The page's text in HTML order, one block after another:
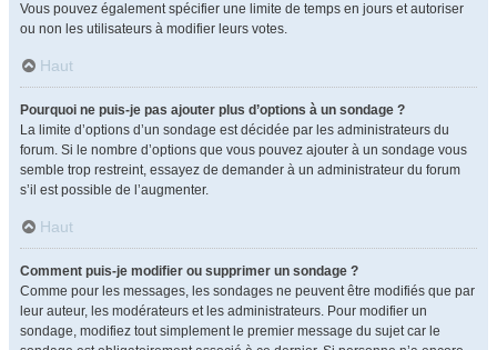
Vous pouvez également spécifier une limite de temps en jours et autoriser
ou non les utilisateurs à modifier leurs votes.
Haut
Pourquoi ne puis-je pas ajouter plus d’options à un sondage ?
La limite d’options d’un sondage est décidée par les administrateurs du
forum. Si le nombre d’options que vous pouvez ajouter à un sondage vous
semble trop restreint, essayez de demander à un administrateur du forum
s’il est possible de l’augmenter.
Haut
Comment puis-je modifier ou supprimer un sondage ?
Comme pour les messages, les sondages ne peuvent être modifiés que par
leur auteur, les modérateurs et les administrateurs. Pour modifier un
sondage, modifiez tout simplement le premier message du sujet car le